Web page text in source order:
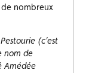
nombreux
(c’est
nom de
Amédée